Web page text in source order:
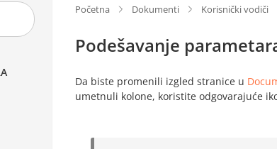
Početna Dokumenti Korisnički vodiči
Podešavanje
Da biste promenili izgled stranice u
umetnuli kolone, koristite odgovarajuće